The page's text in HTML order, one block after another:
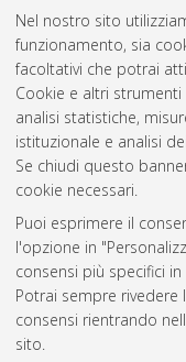
Nel nostro sito
funzionamento, sia
facoltativi che potrai
Cookie e altri
analisi statistiche,
istituzionale e analisi
Se chiudi questo
cookie necessari.
Puoi esprimere il
l'opzione in
consensi più specifici
Potrai sempre rivedere
consensi rientrando
sito.
2018(2)
2017(2)
2016 (1)
Atom
Rss 1.0
Rss 2.0
AMS Laurea
Servizio